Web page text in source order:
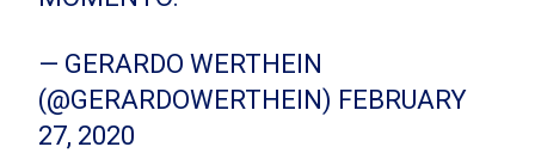
— GERARDO WERTHEIN
(@GERARDOWERTHEIN) FEBRUARY
27, 2020